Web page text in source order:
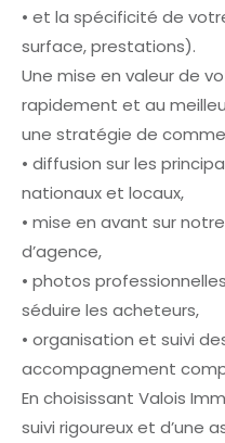
• et la spécificité de
surface, prestations).
Une mise en valeur de
rapidement et au
une stratégie de
• diffusion sur les
nationaux et locaux,
• mise en avant sur
d’agence,
• photos
séduire les acheteurs,
• organisation et suivi
accompagnement
En choisissant Valois
suivi rigoureux et d’une